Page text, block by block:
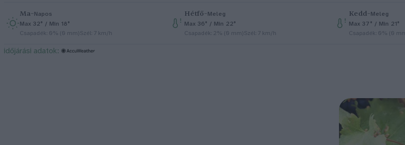
Ma–Napos
Max 32° / Min 18°
Csapadék: 0% (0 mm)Szél: 7 km/h
Hétfő–Meleg
Max 36° / Min 22°
Csapadék: 2% (0 mm)Szél: 7 km/h
Kedd–Meleg
Max 37° / Min 21°
Csapadék: 0% (0
időjárási adatok: